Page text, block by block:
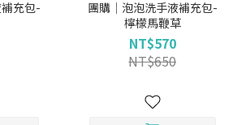
充包-
團購｜泡泡洗手液補充包-
檸檬馬鞭草
NT$570
NT$650